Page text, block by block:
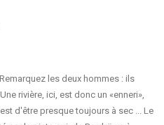
les deux hommes : ils
rivière, ici, est donc un «enneri»,
d'être presque toujours à sec ... Le